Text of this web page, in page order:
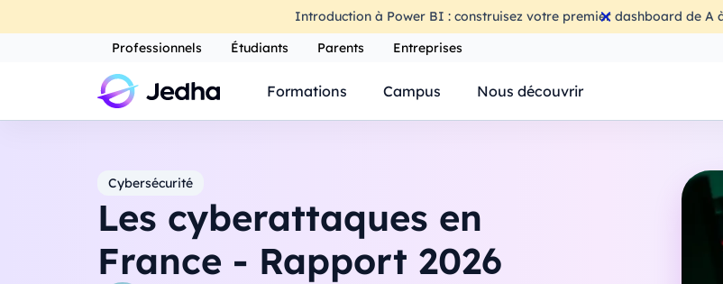
Introduction à Power BI : construisez votre premier dashboard de A
Professionnels
Étudiants Parents Entreprises
Formations Campus Nous découvrir
Cybersécurité
Les cyberattaques en
France - Rapport 2026